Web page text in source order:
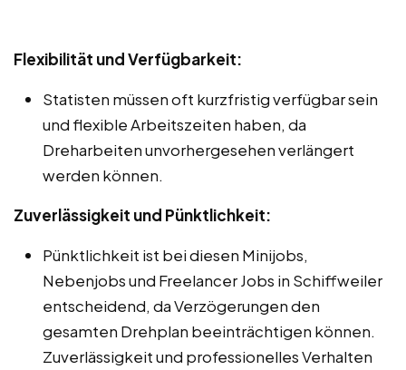
Flexibilität und Verfügbarkeit:
Statisten müssen oft kurzfristig verfügbar sein
und flexible Arbeitszeiten haben, da
Dreharbeiten unvorhergesehen verlängert
werden können.
Zuverlässigkeit und Pünktlichkeit:
Pünktlichkeit ist bei diesen Minijobs,
Nebenjobs und Freelancer Jobs in Schiffweiler
entscheidend, da Verzögerungen den
gesamten Drehplan beeinträchtigen können.
Zuverlässigkeit und professionelles Verhalten